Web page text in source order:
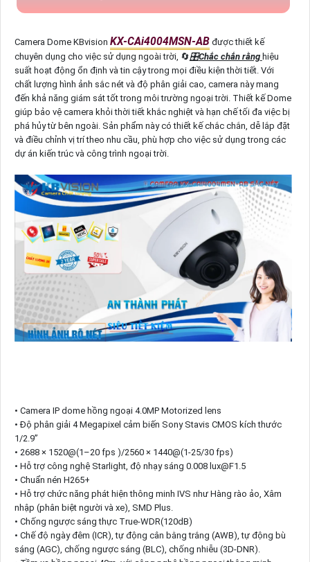
Camera Dome KBvision KX-CAi4004MSN-ABđược thiết kế
chuyên dụng cho việc sử dụng ngoài trời, 🔄🎛Chắc chắn rằng hiệu
suất hoạt động ổn định và tin cậy trong mọi điều kiện thời tiết. Với
chất lượng hình ảnh sắc nét và độ phân giải cao, camera này mang
đến khả năng giám sát tốt trong môi trường ngoại trời. Thiết kế Dome
giúp bảo vệ camera khỏi thời tiết khắc nghiệt và hạn chế tối đa việc bị
phá hủy từ bên ngoài. Sản phẩm này có thiết kế chắc chắn, dễ lắp đặt
và điều chỉnh vị trí theo nhu cầu, phù hợp cho việc sử dụng trong các
dự án kiến trúc và công trình ngoại trời.
• Camera IP dome hồng ngoại 4.0MP Motorized lens
• Độ phân giải 4 Megapixel cảm biến Sony Stavis CMOS kích thước
1/2.9”
• 2688 × 1520@(1–20 fps )/2560 × 1440@(1-25/30 fps)
• Hỗ trợ công nghệ Starlight, độ nhạy sáng 0.008 lux@F1.5
• Chuẩn nén H265+
• Hỗ trợ chức năng phát hiện thông minh IVS như Hàng rào ảo, Xâm
nhập (phân biệt người và xe), SMD Plus.
• Chống ngược sáng thực True-WDR(120dB)
• Chế độ ngày đêm (ICR), tự động cân bằng trắng (AWB), tự động bù
sáng (AGC), chống ngược sáng (BLC), chống nhiễu (3D-DNR).